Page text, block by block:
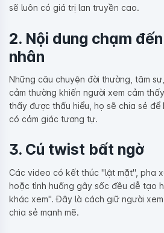
sẽ luôn có giá trị lan truyền cao.
2. Nội dung chạm
nhân
Những câu chuyện đời thường, tâm
cảm thường khiến người xem cảm
thấy được thấu hiểu, họ sẽ chia sẻ
có cảm giác tương tự.
3. Cú twist bất ngờ
Các video có kết thúc "lật mặt", pha
hoặc tình huống gây sốc đều dễ tạo
khác xem". Đây là cách giữ người
chia sẻ mạnh mẽ.